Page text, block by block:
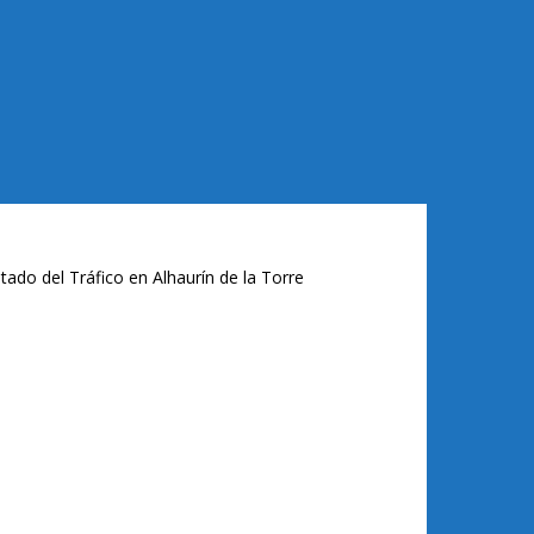
del Tráfico en Alhaurín de la Torre